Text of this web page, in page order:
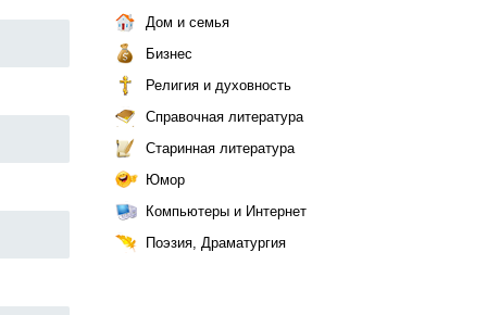
Дом и семья
Бизнес
Религия и духовность
Справочная литература
Старинная литература
Юмор
Компьютеры и Интернет
Поэзия, Драматургия